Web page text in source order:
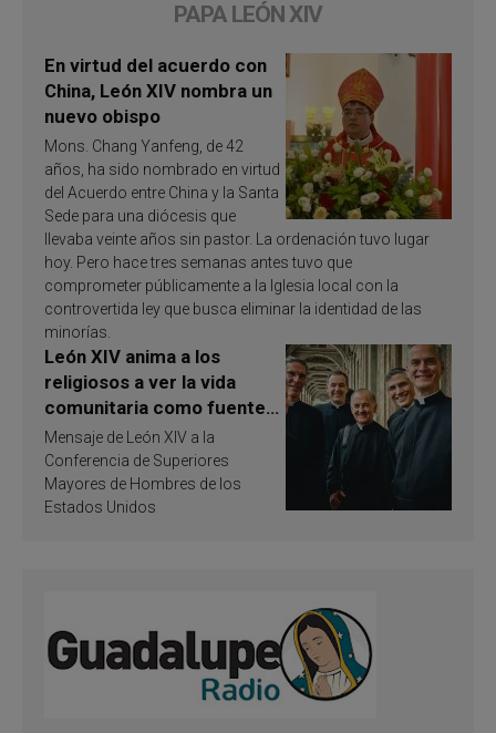
PAPA LEÓN XIV
En virtud del acuerdo con
China, León XIV nombra un
nuevo obispo
Mons. Chang Yanfeng, de 42
años, ha sido nombrado en virtud
del Acuerdo entre China y la Santa
Sede para una diócesis que
llevaba veinte años sin pastor. La ordenación tuvo lugar
hoy. Pero hace tres semanas antes tuvo que
comprometer públicamente a la Iglesia local con la
controvertida ley que busca eliminar la identidad de las
minorías.
León XIV anima a los
religiosos a ver la vida
comunitaria como fuente
de inspiración y
santificación
Mensaje de León XIV a la
Conferencia de Superiores
Mayores de Hombres de los
Estados Unidos